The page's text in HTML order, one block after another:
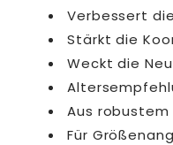
Verbessert
Stärkt die
Weckt die
Aus
Für